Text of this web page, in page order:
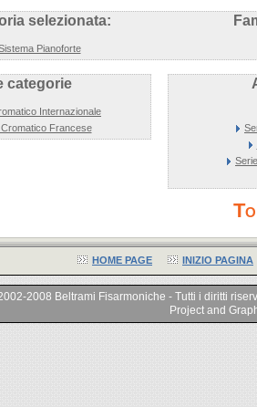
selezionata:
Pianoforte
categorie
Internazionale
Francese
HOME PAGE INIZIO PAGINA
2008 Beltrami Fisarmoniche - Tutti i diritti
Project and